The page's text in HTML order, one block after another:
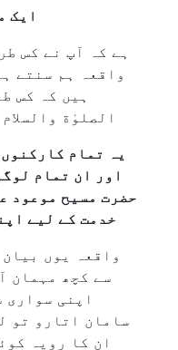
ایک
ہے کہ آپ نے کس
واقعہ ہم سنتے
ہیں کہ کس
الصلوٰة
یہ تمام
اور ان تمام
حضرت مسیح موعود
خدمت کے لیے
واقعہ یوں
سے کچھ مہمان
اپنی سواری
سامان اتارو تو
ان کا رویہ